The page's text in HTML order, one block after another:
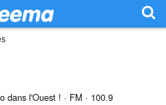
dans l'Ouest ! · FM · 100.9